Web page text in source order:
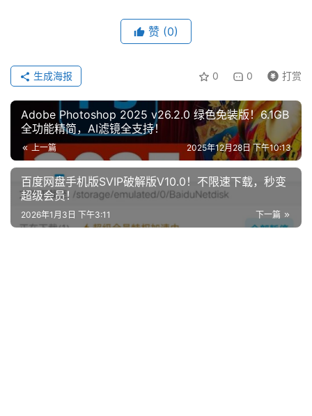
联
系
合
作
赞 (0)
0 0 打赏
生成海报
Adobe Photoshop 2025 v26.2.0 绿色免装版！6.1GB
全功能精简，AI滤镜全支持！
上一篇 2025年12月28日 下午10:13
百度网盘手机版SVIP破解版V10.0！不限速下载，秒变
超级会员！
下一篇
2026年1月3日 下午3:11